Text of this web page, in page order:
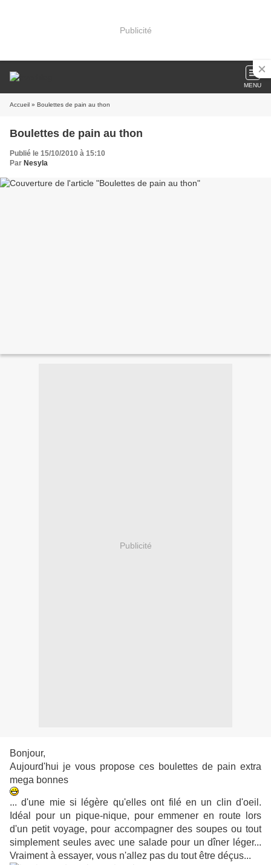
Publicité
MENU
Accueil » Boulettes de pain au thon
Boulettes de pain au thon
Publié le 15/10/2010 à 15:10
Par Nesyla
Publicité
Bonjour,
Aujourd'hui je vous propose ces boulettes de pain extra
mega bonnes
... d'une mie si légère qu'elles ont filé en un clin d'oeil.
Idéal pour un pique-nique, pour emmener en route lors
d'un petit voyage, pour accompagner des soupes ou tout
simplement seules avec une salade pour un dîner léger...
Vraiment à essayer, vous n'allez pas du tout être déçus...